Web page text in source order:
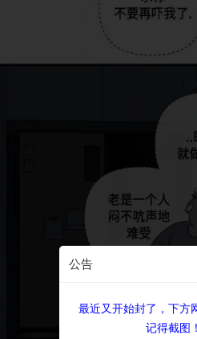
公告
最近又开始封了，下方
记得截图